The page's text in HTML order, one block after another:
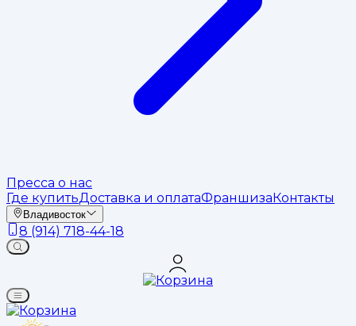
Пресса о нас
Где купитьДоставка и оплатаФраншизаКонтакты
Владивосток
8 (914) 718-44-18